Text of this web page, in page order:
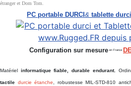
étranger et Dom Tom.
PC portable DURCI & tablette
Configuration sur mesure en France
Matériel informatique fiable, durable endurant.
tactile durcie étanche, robustesse MIL-STD-810